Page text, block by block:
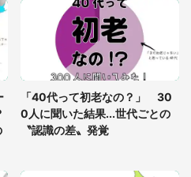
住んでいます」住人の呟きに30万
しないか、あなたはわかる？
参加する娘を送って行ったら、真
態。なんとか見つけた民家に助け
の男性が...」
「40代って初老なの？」 30
0人に聞いた結果...世代ごとの
〝認識の差〟発覚